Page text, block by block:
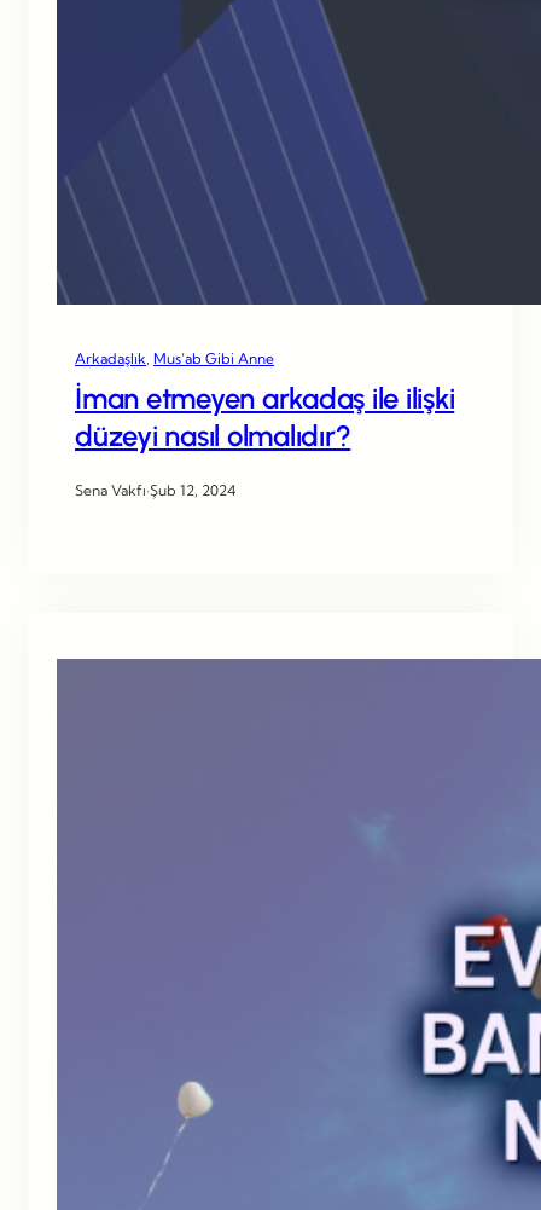
Arkadaşlık Mus’ab Gibi Anne
İman etmeyen arkadaş ile ilişki
düzeyi nasıl olmalıdır?
Sena Vakfı·Şub 12, 2024